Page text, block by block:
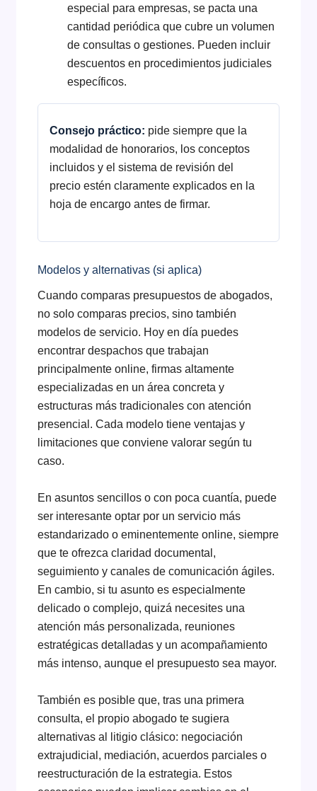
especial para empresas, se pacta una
cantidad periódica que cubre un volumen
de consultas o gestiones. Pueden incluir
descuentos en procedimientos judiciales
específicos.
Consejo práctico: pide siempre que la
modalidad de honorarios, los conceptos
incluidos y el sistema de revisión del
precio estén claramente explicados en la
hoja de encargo antes de firmar.
Modelos y alternativas (si aplica)
Cuando comparas presupuestos de abogados,
no solo comparas precios, sino también
modelos de servicio. Hoy en día puedes
encontrar despachos que trabajan
principalmente online, firmas altamente
especializadas en un área concreta y
estructuras más tradicionales con atención
presencial. Cada modelo tiene ventajas y
limitaciones que conviene valorar según tu
caso.
En asuntos sencillos o con poca cuantía, puede
ser interesante optar por un servicio más
estandarizado o eminentemente online, siempre
que te ofrezca claridad documental,
seguimiento y canales de comunicación ágiles.
En cambio, si tu asunto es especialmente
delicado o complejo, quizá necesites una
atención más personalizada, reuniones
estratégicas detalladas y un acompañamiento
más intenso, aunque el presupuesto sea mayor.
También es posible que, tras una primera
consulta, el propio abogado te sugiera
alternativas al litigio clásico: negociación
extrajudicial, mediación, acuerdos parciales o
reestructuración de la estrategia. Estos